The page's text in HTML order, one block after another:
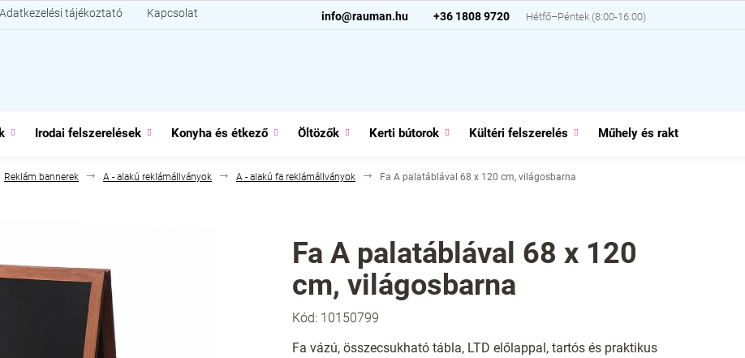
+36 1808 9720
info@rauman.hu
Adatkezelési tájékoztató Kapcsolat
Irodai felszerelések Konyha és étkező Öltözők Kerti bútorok Kültéri felszerelés Műhely és raktár
Reklám bannerek A - alakú reklámállványok A - alakú fa reklámállványok Fa A palatáblával 68 x 120 cm, világosbarna
Fa A palatáblával 68 x 120
cm, világosbarna
Kód: 10150799
Fa vázú, összecsukható tábla, LTD előlappal, tartós és praktikus